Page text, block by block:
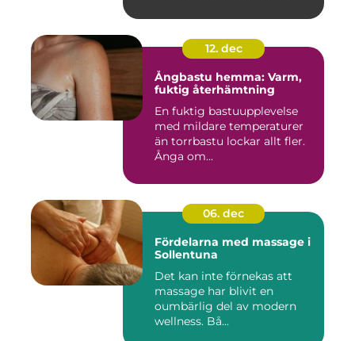
12. dec
Ångbastu hemma: Varm,
fuktig återhämtning
En fuktig bastuupplevelse
med mildare temperaturer
än torrbastu lockar allt fler.
Ånga om...
06. dec
Fördelarna med massage i
Sollentuna
Det kan inte förnekas att
massage har blivit en
oumbärlig del av modern
wellness. Bå...